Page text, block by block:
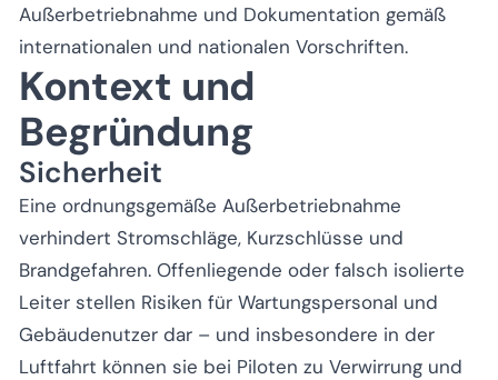
Außerbetriebnahme und Dokumentation gemäß
internationalen und nationalen Vorschriften.
Kontext und
Begründung
Sicherheit
Eine ordnungsgemäße Außerbetriebnahme
verhindert Stromschläge, Kurzschlüsse und
Brandgefahren. Offenliegende oder falsch isolierte
Leiter stellen Risiken für Wartungspersonal und
Gebäudenutzer dar – und insbesondere in der
Luftfahrt können sie bei Piloten zu Verwirrung und